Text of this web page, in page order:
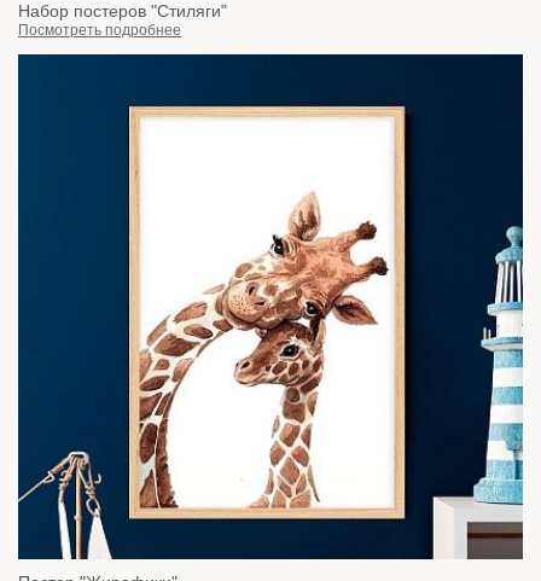
Набор постеров "Стиляги"
Посмотреть подробнее